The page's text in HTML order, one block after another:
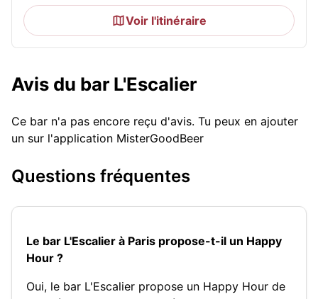
Voir l'itinéraire
Avis du bar L'Escalier
Ce bar n'a pas encore reçu d'avis. Tu peux en ajouter
un sur l'application MisterGoodBeer
Questions fréquentes
Le bar L'Escalier à Paris propose-t-il un Happy
Hour ?
Oui, le bar L'Escalier propose un Happy Hour de